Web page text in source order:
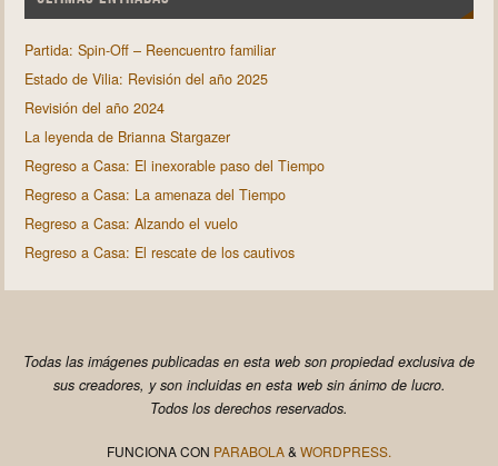
Partida: Spin-Off – Reencuentro familiar
Estado de Vilia: Revisión del año 2025
Revisión del año 2024
La leyenda de Brianna Stargazer
Regreso a Casa: El inexorable paso del Tiempo
Regreso a Casa: La amenaza del Tiempo
Regreso a Casa: Alzando el vuelo
Regreso a Casa: El rescate de los cautivos
Todas las imágenes publicadas en esta web son propiedad exclusiva de
sus creadores, y son incluidas en esta web sin ánimo de lucro.
Todos los derechos reservados.
FUNCIONA CON PARABOLA& WORDPRESS.